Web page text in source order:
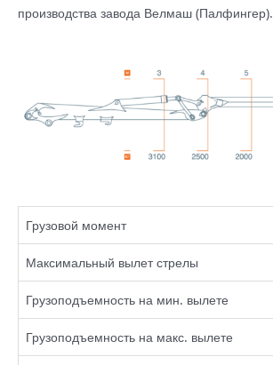
производства завода Велмаш (Палфингер).
Грузовой момент
Максимальный вылет стрелы
Грузоподъемность на мин. вылете
Грузоподъемность на макс. вылете